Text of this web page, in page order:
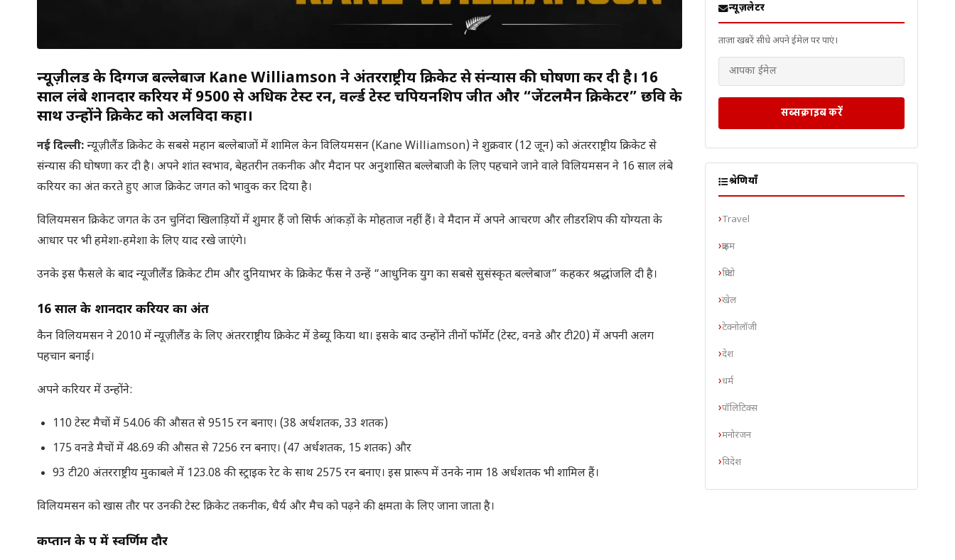
न्यूज़ीलैंड के दिग्गज बल्लेबाज Kane Williamson ने अंतरराष्ट्रीय क्रिकेट से संन्यास की घोषणा कर दी है। 16
साल लंबे शानदार करियर में 9500 से अधिक टेस्ट रन, वर्ल्ड टेस्ट चैंपियनशिप जीत और “जेंटलमैन क्रिकेटर” छवि के
साथ उन्होंने क्रिकेट को अलविदा कहा।
नई दिल्ली: न्यूज़ीलैंड क्रिकेट के सबसे महान बल्लेबाजों में शामिल केन विलियमसन (Kane Williamson) ने शुक्रवार (12 जून) को अंतरराष्ट्रीय क्रिकेट से
संन्यास की घोषणा कर दी है। अपने शांत स्वभाव, बेहतरीन तकनीक और मैदान पर अनुशासित बल्लेबाजी के लिए पहचाने जाने वाले विलियमसन ने 16 साल लंबे
करियर का अंत करते हुए आज क्रिकेट जगत को भावुक कर दिया है।
विलियमसन क्रिकेट जगत के उन चुनिंदा खिलाड़ियों में शुमार हैं जो सिर्फ आंकड़ों के मोहताज नहीं हैं। वे मैदान में अपने आचरण और लीडरशिप की योग्यता के
आधार पर भी हमेशा-हमेशा के लिए याद रखे जाएंगे।
उनके इस फैसले के बाद न्यूजीलैंड क्रिकेट टीम और दुनियाभर के क्रिकेट फैंस ने उन्हें “आधुनिक युग का सबसे सुसंस्कृत बल्लेबाज” कहकर श्रद्धांजलि दी है।
16 साल के शानदार करियर का अंत
कैन विलियमसन ने 2010 में न्यूज़ीलैंड के लिए अंतरराष्ट्रीय क्रिकेट में डेब्यू किया था। इसके बाद उन्होंने तीनों फॉर्मेट (टेस्ट, वनडे और टी20) में अपनी अलग
पहचान बनाई।
अपने करियर में उन्होंने:
110 टेस्ट मैचों में 54.06 की औसत से 9515 रन बनाए। (38 अर्धशतक, 33 शतक)
175 वनडे मैचों में 48.69 की औसत से 7256 रन बनाए। (47 अर्धशतक, 15 शतक) और
93 टी20 अंतरराष्ट्रीय मुकाबले में 123.08 की स्ट्राइक रेट के साथ 2575 रन बनाए। इस प्रारूप में उनके नाम 18 अर्धशतक भी शामिल हैं।
विलियमसन को खास तौर पर उनकी टेस्ट क्रिकेट तकनीक, धैर्य और मैच को पढ़ने की क्षमता के लिए जाना जाता है।
कप्तान के रूप में स्वर्णिम दौर
न्यूज़लेटर
ताज़ा खबरें सीधे अपने ईमेल पर पाएं।
सब्सक्राइब करें
श्रेणियाँ
Travel
क्राइम
क्रिप्टो
खेल
टेक्नोलॉजी
देश
धर्म
पॉलिटिक्स
मनोरंजन
विदेश